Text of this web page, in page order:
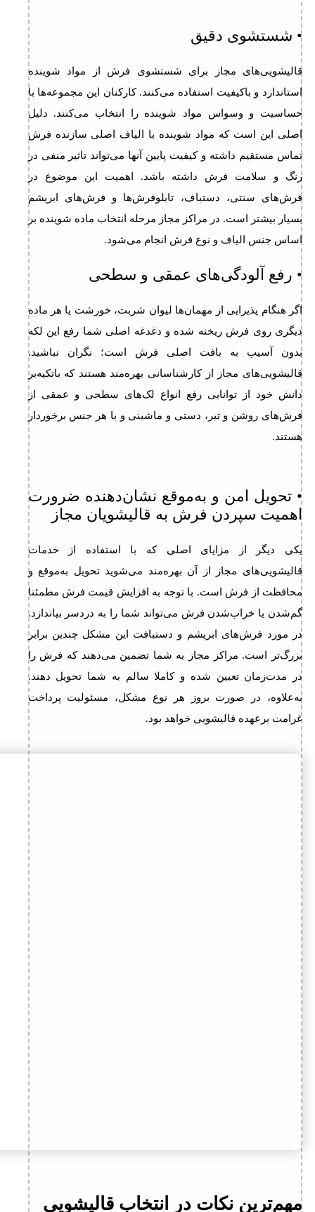
• شستشوی دقیق
قالیشویی‌های مجاز برای شستشوی فرش از مواد شوینده
استاندارد و باکیفیت استفاده می‌کنند. کارکنان این مجموعه‌ها با
حساسیت و وسواس مواد شوینده را انتخاب می‌کنند. دلیل
اصلی این است که مواد شوینده با الیاف اصلی سازنده فرش
تماس مستقیم داشته و کیفیت پایین آنها می‌تواند تاثیر منفی در
رنگ و سلامت فرش داشته باشد. اهمیت این موضوع در
فرش‌های سنتی، دستباف، تابلوفرش‌ها و فرش‌های ابریشم
بسیار بیشتر است. در مراکز مجاز مرحله انتخاب ماده شوینده بر
اساس جنس الیاف و نوع فرش انجام می‌شود.
• رفع آلودگی‌های عمقی و سطحی
اگر هنگام پذیرایی از مهمان‌ها لیوان شربت، خورشت یا هر ماده
دیگری روی فرش ریخته شده و دغدغه اصلی شما رفع این لکه
بدون آسیب به بافت اصلی فرش است؛ نگران نباشید.
قالیشویی‌های مجاز از کارشناسانی بهره‌مند هستند که باتکیه‌بر
دانش خود از توانایی رفع انواع لک‌های سطحی و عمقی از
فرش‌های روشن و تیر، دستی و ماشینی و با هر جنس برخوردار
هستند.
• تحویل امن و به‌موقع نشان‌دهنده ضرورت
اهمیت سپردن فرش به قالیشویان مجاز
یکی دیگر از مزایای اصلی که با استفاده از خدمات
قالیشویی‌های مجاز از آن بهره‌مند می‌شوید تحویل به‌موقع و
محافظت از فرش است. با توجه به افزایش قیمت فرش مطمئنا
گم‌شدن یا خراب‌شدن فرش می‌تواند شما را به دردسر بیاندازد.
در مورد فرش‌های ابریشم و دستبافت این مشکل چندین برابر
بزرگ‌تر است. مراکز مجاز به شما تضمین می‌دهند که فرش را
در مدت‌زمان تعیین شده و کاملا سالم به شما تحویل دهند.
به‌علاوه، در صورت بروز هر نوع مشکل، مسئولیت پرداخت
غرامت برعهده قالیشویی خواهد بود.
مهم‌ترین نکات در انتخاب قالیشویی